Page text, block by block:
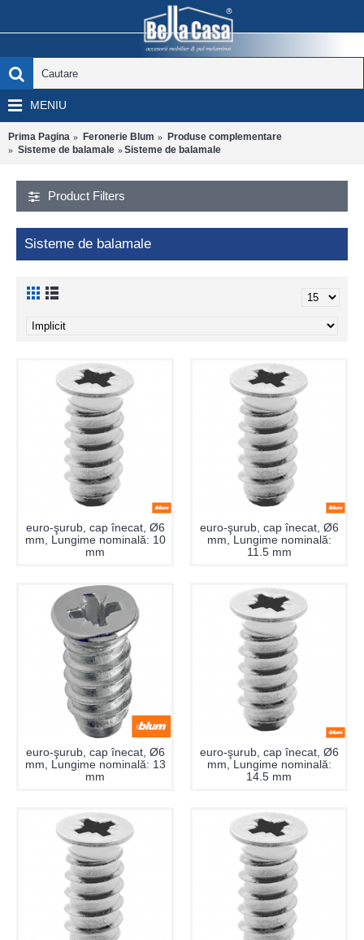
MENIU
Prima Pagina Feronerie Blum
Produse complementare
Sisteme de balamale
Sisteme de balamale
Product Filters
Sisteme de balamale
euro-şurub, cap înecat, Ø6
mm, Lungime nominală: 10
mm
euro-şurub, cap înecat, Ø6
mm, Lungime nominală:
11.5 mm
euro-şurub, cap înecat, Ø6
mm, Lungime nominală: 13
mm
euro-şurub, cap înecat, Ø6
mm, Lungime nominală:
14.5 mm